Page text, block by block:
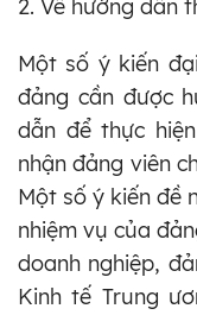
2. Về hướng dẫn
Một số ý kiến
đảng cần được
dẫn để thực
nhận đảng viên
Một số ý kiến đề
nhiệm vụ của
doanh nghiệp,
Kinh tế Trung